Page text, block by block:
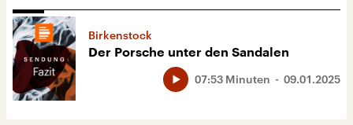
Birkenstock
Der Porsche unter den Sandalen
09.01.2025
07:53 Minuten